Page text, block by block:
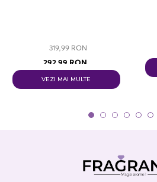
319,99 RON
292,99 RON
VEZI MAI MULTE